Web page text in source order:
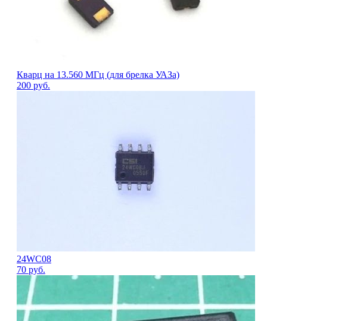
Кварц на 13.560 МГц (для брелка УАЗа)
200 руб.
24WC08
70 руб.